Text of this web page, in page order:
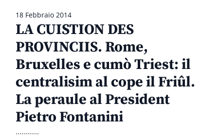
18 Febbraio 2014
LA CUISTION DES
PROVINCIIS. Rome,
Bruxelles e cumò Triest: il
centralisim al cope il Friûl.
La peraule al President
Pietro Fontanini
............